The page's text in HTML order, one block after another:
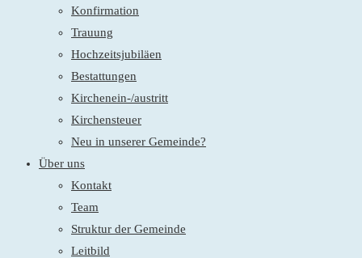
Konfirmation
Trauung
Hochzeitsjubiläen
Bestattungen
Kirchenein-/austritt
Kirchensteuer
Neu in unserer Gemeinde?
Über uns
Kontakt
Team
Struktur der Gemeinde
Leitbild